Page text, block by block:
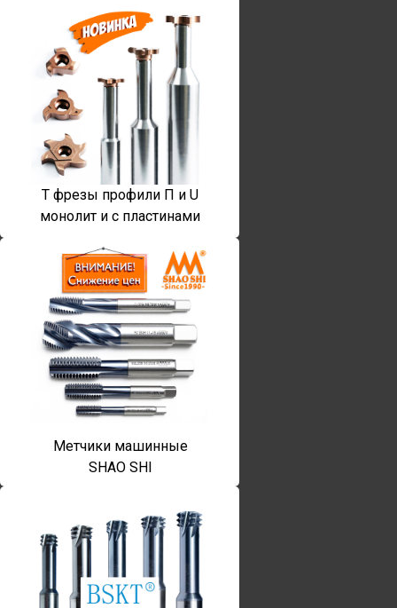
T фрезы профили П и U
монолит и с пластинами
Метчики машинные
SHAO SHI